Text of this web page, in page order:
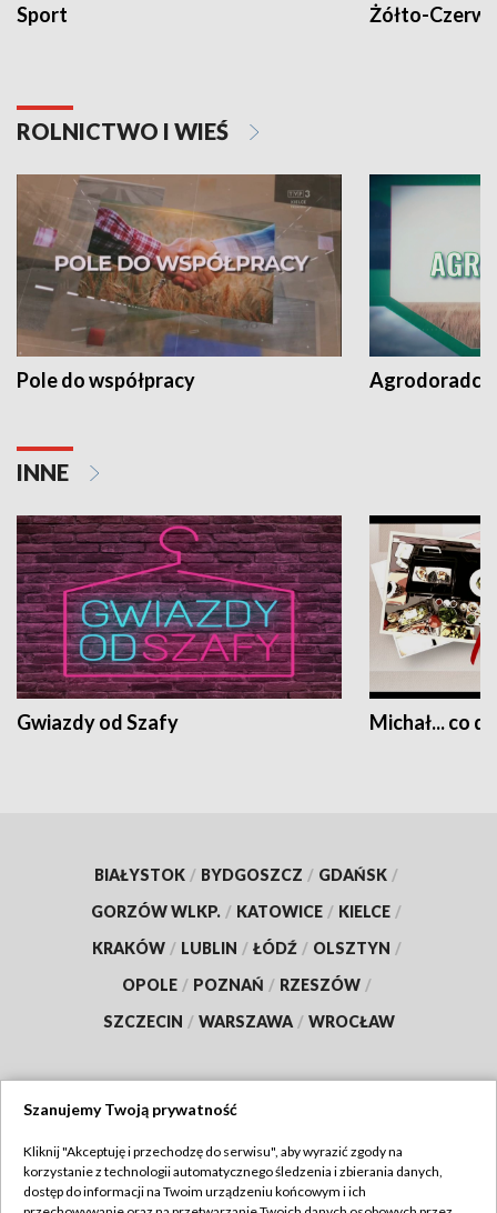
Sport Żółto-
ROLNICTWO I WIEŚ
Pole do współpracy Agrodoradcy
INNE
Gwiazdy od Szafy Michał... co
BIAŁYSTOK / BYDGOSZCZ / GDAŃSK /
GORZÓW WLKP. / KATOWICE / KIELCE /
KRAKÓW / LUBLIN / ŁÓDŹ / OLSZTYN /
OPOLE / POZNAŃ / RZESZÓW /
SZCZECIN / WARSZAWA / WROCŁAW
TVP
Szanujemy Twoją prywatność
Kliknij "Akceptuję i przechodzę do serwisu", aby wyrazić zgody na
korzystanie z technologii automatycznego śledzenia i zbierania danych,
dostęp do informacji na Twoim urządzeniu końcowym i ich